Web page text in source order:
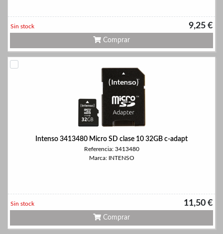
9,25 €
Sin stock
Comprar
Intenso 3413480 Micro SD clase 10 32GB c-adapt
Referencia: 3413480
Marca: INTENSO
11,50 €
Sin stock
Comprar